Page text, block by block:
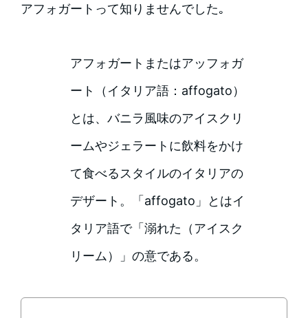
アフォガートって知りませんでした｡
アフォガートまたはアッフォガ
ート（イタリア語：affogato）
とは、バニラ風味のアイスクリ
ームやジェラートに飲料をかけ
て食べるスタイルのイタリアの
デザート。「affogato」とはイ
タリア語で「溺れた（アイスク
リーム）」の意である。